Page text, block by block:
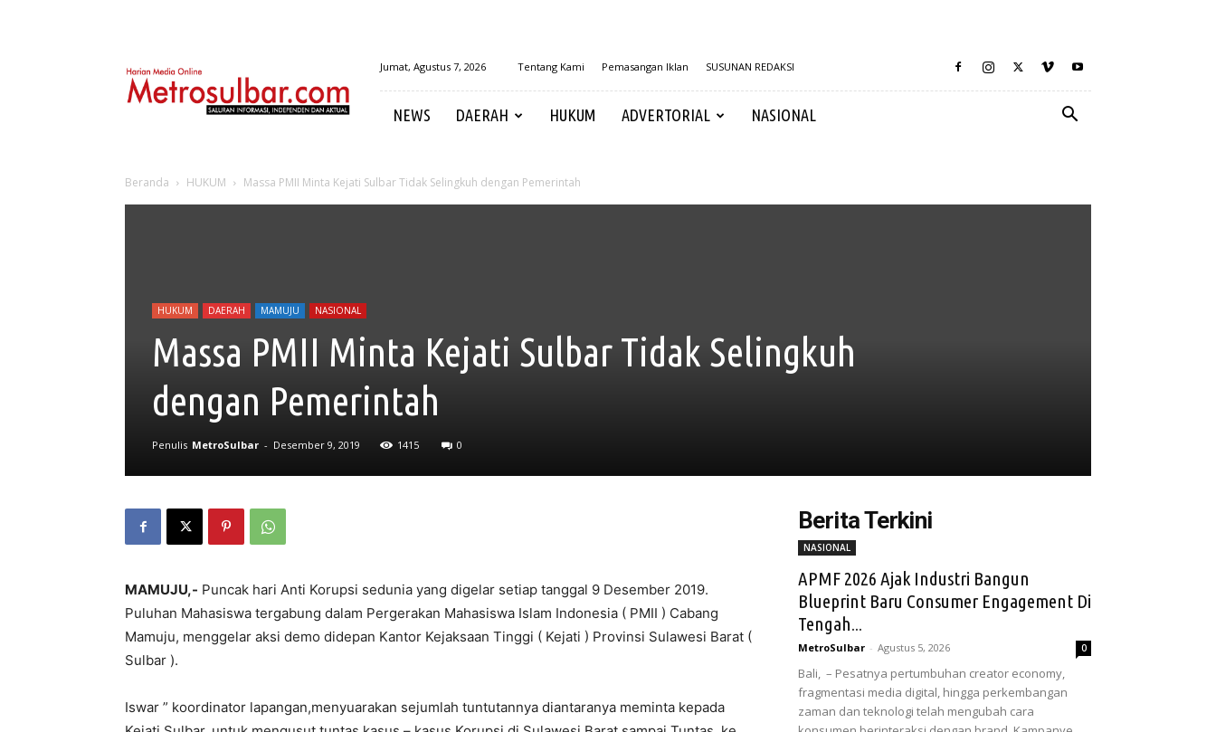
Jumat, Agustus 7, 2026 Tentang Kami Pemasangan Iklan SUSUNAN REDAKSI
NEWS DAERAH HUKUM ADVERTORIAL NASIONAL
Beranda HUKUM Massa PMII Minta Kejati Sulbar Tidak Selingkuh dengan Pemerintah
HUKUM DAERAH MAMUJU NASIONAL
Massa PMII Minta Kejati Sulbar Tidak Selingkuh
dengan Pemerintah
Penulis MetroSulbar - Desember 9, 2019 1415 0
MAMUJU,- Puncak hari Anti Korupsi sedunia yang digelar setiap tanggal 9 Desember 2019.
Puluhan Mahasiswa tergabung dalam Pergerakan Mahasiswa Islam Indonesia ( PMII ) Cabang
Mamuju, menggelar aksi demo didepan Kantor Kejaksaan Tinggi ( Kejati ) Provinsi Sulawesi Barat (
Sulbar ).
Iswar ” koordinator lapangan,menyuarakan sejumlah tuntutannya diantaranya meminta kepada
Berita Terkini
NASIONAL
APMF 2026 Ajak Industri Bangun
Blueprint Baru Consumer Engagement Di
Tengah...
MetroSulbar - Agustus 5, 2026 0
Bali, – Pesatnya pertumbuhan creator economy,
fragmentasi media digital, hingga perkembangan
zaman dan teknologi telah mengubah cara